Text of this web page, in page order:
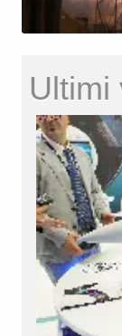
Ultimi